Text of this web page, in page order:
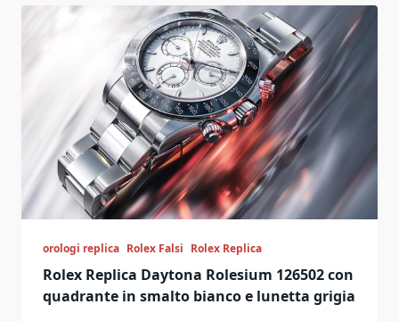
orologi replica Rolex Falsi Rolex Replica
Rolex Replica Daytona Rolesium 126502 con
quadrante in smalto bianco e lunetta grigia